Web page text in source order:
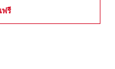
ฟรี